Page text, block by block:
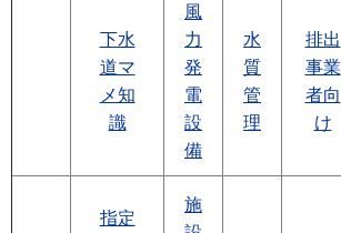
下水
道マ
メ知
識
風
力
発
電
設
備
水
質
管
理
排出
事業
者向
け
指定
施